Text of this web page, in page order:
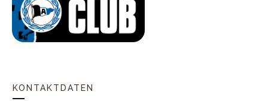
KONTAKTDATEN